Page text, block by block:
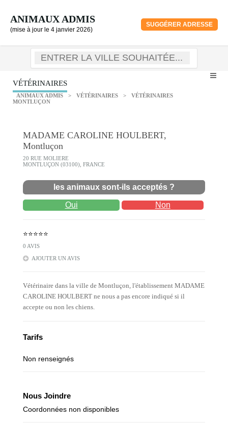
ANIMAUX ADMIS
(mise à jour le 4 janvier 2026)
SUGGÉRER ADRESSE
VÉTÉRINAIRES
ANIMAUX ADMIS > VÉTÉRINAIRES >
VÉTÉRINAIRES
MONTLUÇON
MADAME CAROLINE HOULBERT,
Montluçon
20 RUE MOLIERE
MONTLUÇON (03100), FRANCE
les animaux sont-ils acceptés ?
Oui Non
⭐⭐⭐⭐⭐
0 AVIS
AJOUTER UN AVIS
Vétérinaire dans la ville de Montluçon, l'établissement MADAME
CAROLINE HOULBERT ne nous a pas encore indiqué si il
accepte ou non les chiens.
Tarifs
Non renseignés
Nous Joindre
Coordonnées non disponibles